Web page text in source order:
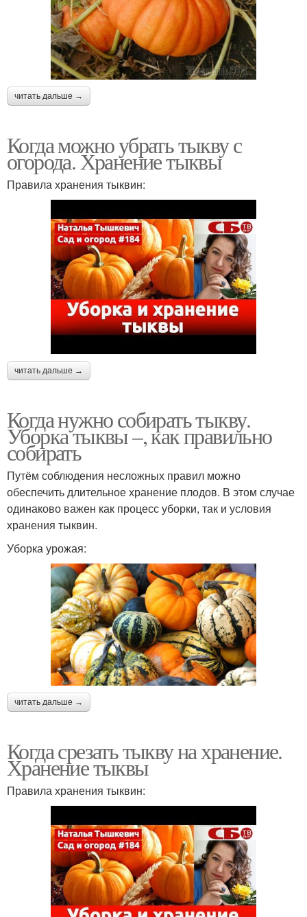
читать дальше →
Когда можно убрать тыкву с
огорода. Хранение тыквы
Правила хранения тыквин:
читать дальше →
Когда нужно собирать тыкву.
Уборка тыквы –, как правильно
собирать
Путём соблюдения несложных правил можно
обеспечить длительное хранение плодов. В этом случае
одинаково важен как процесс уборки, так и условия
хранения тыквин.
Уборка урожая:
читать дальше →
Когда срезать тыкву на хранение.
Хранение тыквы
Правила хранения тыквин: